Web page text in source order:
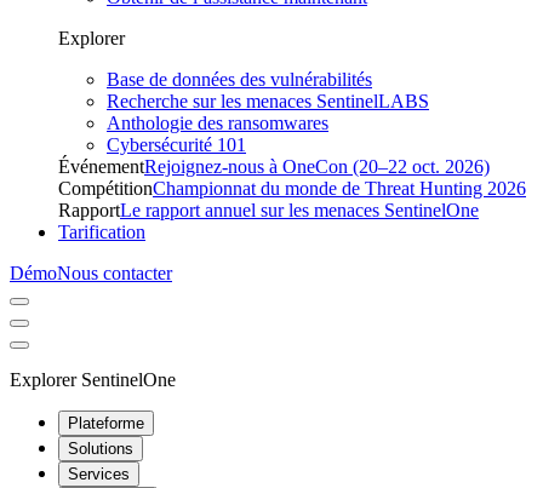
Explorer
Base de données des vulnérabilités
Recherche sur les menaces SentinelLABS
Anthologie des ransomwares
Cybersécurité 101
ÉvénementRejoignez-nous à OneCon (20–22 oct. 2026)
CompétitionChampionnat du monde de Threat Hunting 2026
RapportLe rapport annuel sur les menaces SentinelOne
Tarification
DémoNous contacter
Explorer SentinelOne
Plateforme
Solutions
Services